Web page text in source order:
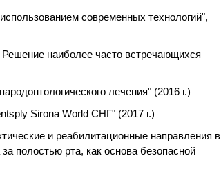
современных технологий",
Решение наиболее часто встречающихся
лечения" (2016 г.)
Sirona World СНГ" (2017 г.)
и реабилитационные направления в
полостью рта, как основа безопасной